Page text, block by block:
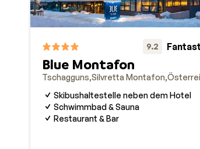
9.2
Blue Montafon
Tschagguns Silvretta Montafon
Skibushaltestelle neben dem Hotel
Schwimmbad & Sauna
Restaurant & Bar